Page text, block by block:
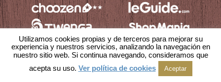
Aviso Legal Política de Privacidad |
Política de Cookies
Utilizamos cookies propias y de terceros para mejorar su
experiencia y nuestros servicios, analizando la navegación en
nuestro sitio web. Si continua navegando, consideramos que
acepta su uso. Ver política de cookies Aceptar